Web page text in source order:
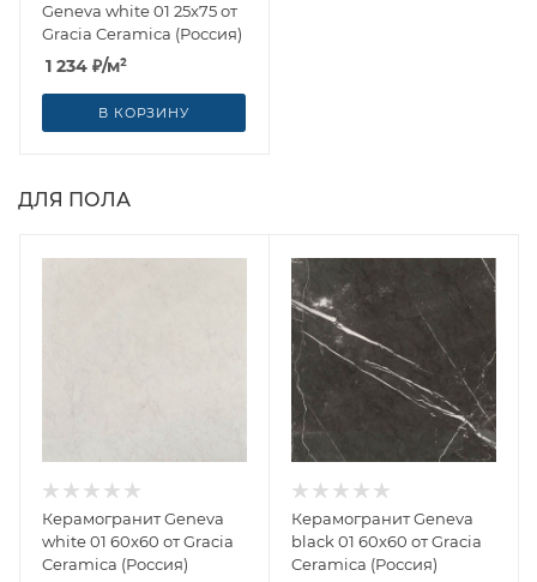
Geneva white 01 25x75 от
Gracia Ceramica (Россия)
1 234 ₽/м²
В КОРЗИНУ
ДЛЯ ПОЛА
Керамогранит Geneva
white 01 60x60 от Gracia
Ceramica (Россия)
Керамогранит Geneva
black 01 60x60 от Gracia
Ceramica (Россия)